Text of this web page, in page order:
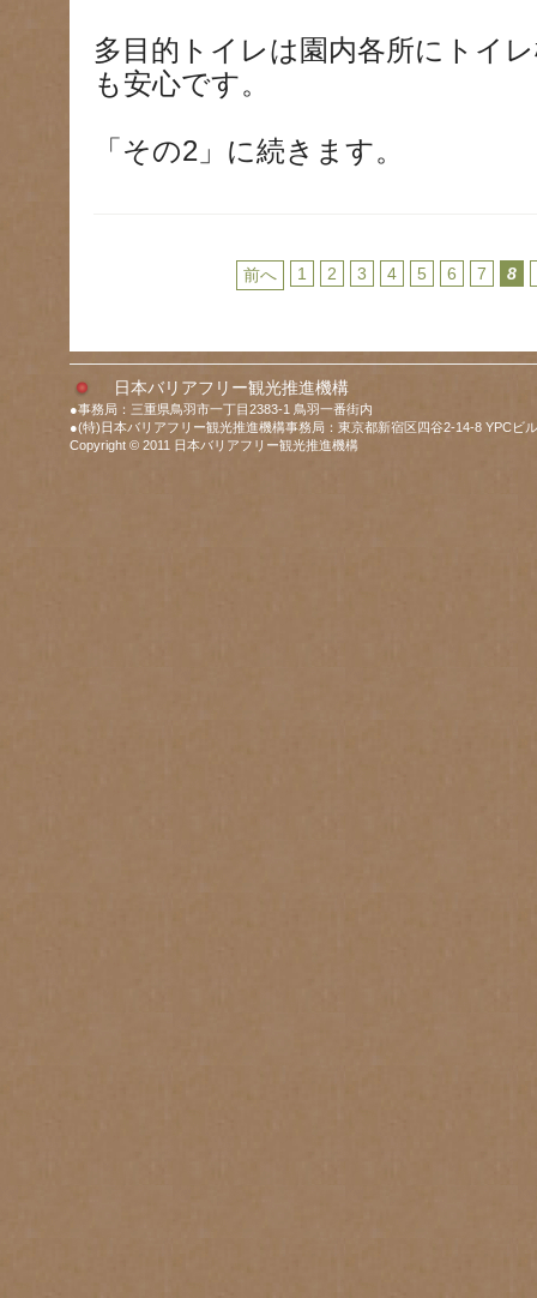
多目的トイレは園内各所にトイ
も安心です。
「その2」に続きます。
前へ 1 2 3 4 5 6 7 8
日本バリアフリー観光推進機構
●事務局：三重県鳥羽市一丁目2383-1 鳥羽一番街内
●(特)日本バリアフリー観光推進機構事務局：東京都新宿区四谷2-14-8 YPCビ
Copyright © 2011 日本バリアフリー観光推進機構